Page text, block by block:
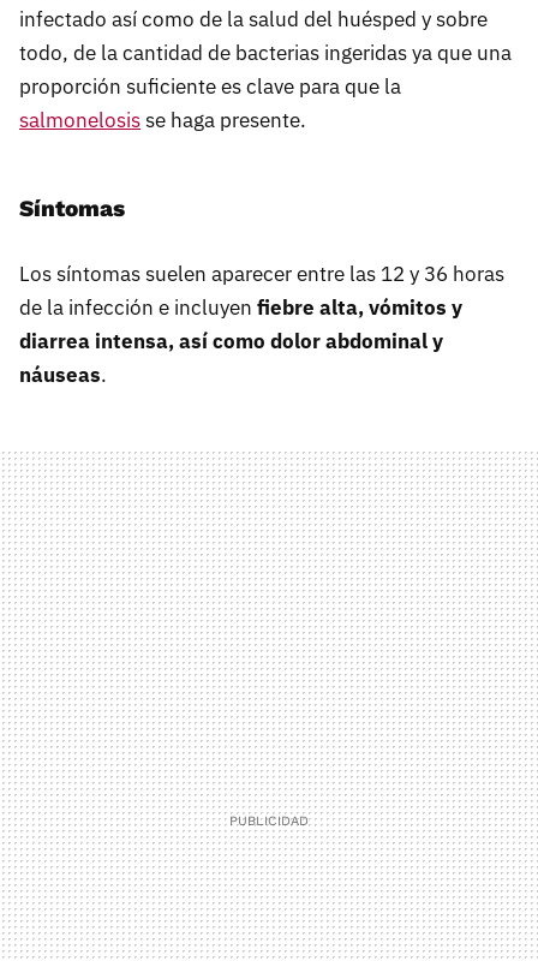
infectado así como de la salud del huésped y sobre
todo, de la cantidad de bacterias ingeridas ya que una
proporción suficiente es clave para que la
salmonelosisse haga presente.
Síntomas
Los síntomas suelen aparecer entre las 12 y 36 horas
de la infección e incluyen fiebre alta, vómitos y
diarrea intensa, así como dolor abdominal y
náuseas.